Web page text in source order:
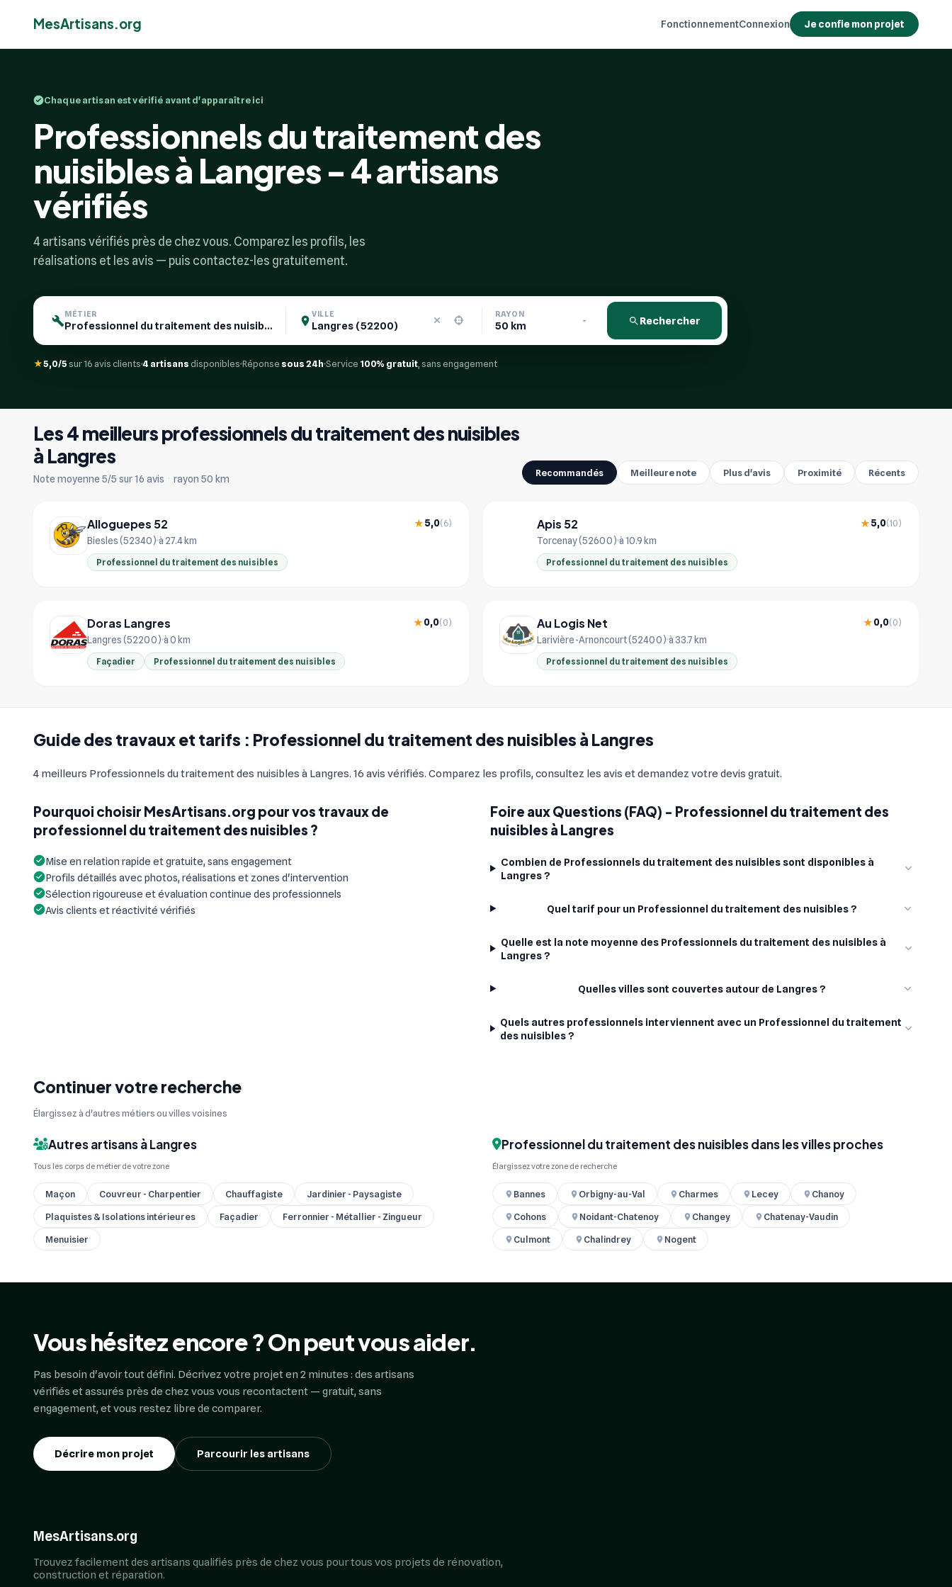
MesArtisans.org FonctionnementConnexion Je confie mon projet
Chaque artisan est vérifié avant d'apparaître ici
Professionnels du traitement des
nuisibles à Langres - 4 artisans
vérifiés
4 artisans vérifiés près de chez vous. Comparez les profils, les
réalisations et les avis — puis contactez-les gratuitement.
MÉTIER VILLE RAYON
Rechercher
★5,0/5sur 16 avis clients 4 artisansdisponibles Réponse sous 24h Service 100% gratuit , sans engagement
Guide des travaux et tarifs : Professionnel du traitement des nuisibles à Langres
4 meilleurs Professionnels du traitement des nuisibles à Langres. 16 avis vérifiés. Comparez les profils, consultez les avis et demandez votre devis gratuit.
Pourquoi choisir MesArtisans.org pour vos travaux de
professionnel du traitement des nuisibles ?
Mise en relation rapide et gratuite, sans engagement
Profils détaillés avec photos, réalisations et zones d'intervention
Sélection rigoureuse et évaluation continue des professionnels
Avis clients et réactivité vérifiés
Foire aux Questions (FAQ) - Professionnel du traitement des
nuisibles à Langres
Combien de Professionnels du traitement des nuisibles sont disponibles à
Langres ?
Quel tarif pour un Professionnel du traitement des nuisibles ?
Quelle est la note moyenne des Professionnels du traitement des nuisibles à
Langres ?
Quelles villes sont couvertes autour de Langres ?
Quels autres professionnels interviennent avec un Professionnel du traitement
des nuisibles ?
Continuer votre recherche
Élargissez à d'autres métiers ou villes voisines
Autres artisans à Langres
Tous les corps de métier de votre zone
Maçon Couvreur - Charpentier Chauffagiste
Jardinier - Paysagiste
Plaquistes & Isolations intérieures
Façadier
Ferronnier - Métallier - Zingueur
Menuisier
Professionnel du traitement des nuisibles dans les villes proches
Élargissez votre zone de recherche
Bannes Orbigny-au-Val Charmes Lecey
Chanoy
Cohons
Noidant-Chatenoy Changey
Chatenay-Vaudin
Culmont
Chalindrey Nogent
Les 4 meilleurs professionnels du traitement des nuisibles
à Langres
Note moyenne 5/5 sur 16 avis · rayon 50 km
Recommandés Meilleure note Plus d'avis Proximité Récents
Alloguepes 52 ★5,0(6)
Biesles (52340) à 27.4 km
Professionnel du traitement des nuisibles
Apis 52 ★5,0(10)
Torcenay (52600) à 10.9 km
Professionnel du traitement des nuisibles
Doras Langres ★0,0(0)
Langres (52200) à 0 km
Façadier Professionnel du traitement des nuisibles
Au Logis Net ★0,0(0)
Larivière-Arnoncourt (52400) à 33.7 km
Professionnel du traitement des nuisibles
Vous hésitez encore ? On peut vous aider.
Pas besoin d'avoir tout défini. Décrivez votre projet en 2 minutes : des artisans
vérifiés et assurés près de chez vous vous recontactent — gratuit, sans
engagement, et vous restez libre de comparer.
Décrire mon projet Parcourir les artisans
MesArtisans.org
Trouvez facilement des artisans qualifiés près de chez vous pour tous vos projets de rénovation,
construction et réparation.